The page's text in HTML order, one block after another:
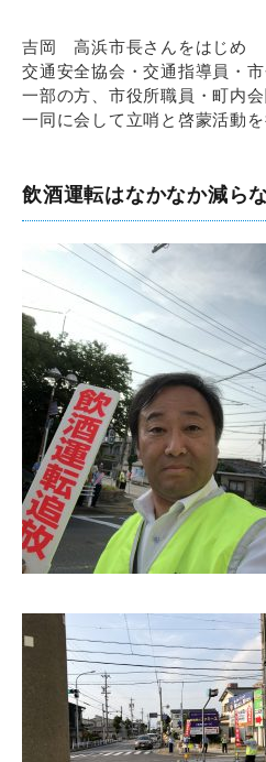
吉岡 高浜市長さんをはじめ
交通安全協会・交通指導員・
一部の方、市役所職員・町内
一同に会して立哨と啓蒙活動を
飲酒運転はなかなか減ら